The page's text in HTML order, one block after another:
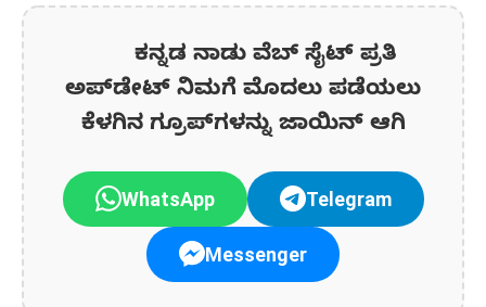
ಕನ್ನಡ ನಾಡು ವೆಬ್ ಸೈಟ್ ಪ್ರತಿ
ಅಪ್‌ಡೇಟ್‌ ನಿಮಗೆ ಮೊದಲು ಪಡೆಯಲು
ಕೆಳಗಿನ ಗ್ರೂಪ್‌ಗಳನ್ನು ಜಾಯಿನ್ ಆಗಿ
WhatsApp Telegram
Messenger